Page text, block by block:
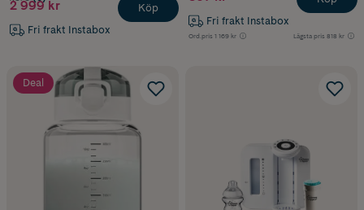
2 999 kr
Fri frakt Instabox
Köp
Fri frakt Instabox
Ord.pris 1 169 kr Lägsta pris 818 kr
Deal